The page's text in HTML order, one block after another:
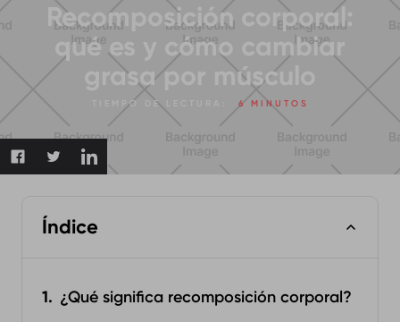
Recomposición corporal:
qué es y cómo cambiar
grasa por músculo
TIEMPO DE LECTURA: 6 MINUTOS
Índice
¿Qué significa recomposición corporal?